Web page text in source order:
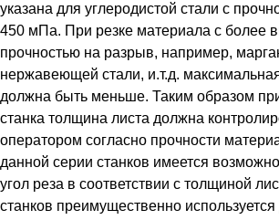
указана для углеродистой стали с
450 мПа. При резке материала с более
прочностью на разрыв, например,
нержавеющей стали, и.т.д.
должна быть меньше. Таким образом
станка толщина листа должна
оператором согласно прочности
данной серии станков имеется
угол реза в соответствии с толщиной
станков преимущественно используется